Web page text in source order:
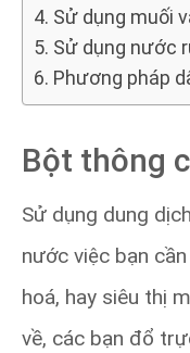
Sử dụng muối
Sử dụng nước
Phương pháp
Bột thông
Sử dụng dung dịch
nước việc bạn
hoá, hay siêu thị
về, các bạn đổ